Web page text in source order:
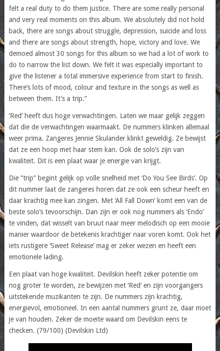
felt a real duty to do them justice. There are some really personal
and very real moments on this album. We absolutely did not hold
back, there are songs about struggle, depression, suicide and loss
and there are songs about strength, hope, victory and love. We
demoed almost 30 songs for this album so we had a lot of work to
do to narrow the list down. We felt it was especially important to
give the listener a total immersive experience from start to finish.
There’s lots of mood, colour and texture in the songs as well as
between them. It’s a trip.”
‘Red’ heeft dus hoge verwachtingen. Laten we maar gelijk zeggen
dat die de verwachtingen waarmaakt. De nummers klinken allemaal
weer prima. Zangeres Jennie Skulander klinkt geweldig. Ze bewijst
dat ze een hoop met haar stem kan. Ook de solo’s zijn van
kwaliteit. Dit is een plaat waar je energie van krijgt.
Die ”trip” begint gelijk op volle snelheid met ‘Do You See Birds’. Op
dit nummer laat de zangeres horen dat ze ook een scheur heeft en
daar krachtig mee kan zingen. Met ‘All Fall Down’ komt een van de
beste solo’s tevoorschijn. Dan zijn er ook nog nummers als ‘Endo’
te vinden, dat wisselt van bruut naar meer melodisch op een mooie
manier waardoor de betekenis krachtiger naar voren komt. Ook het
iets rustigere ‘Sweet Release’ mag er zeker wezen en heeft een
emotionele lading.
Een plaat van hoge kwaliteit. Devilskin heeft zeker potentie om
nog groter te worden, ze bewijzen met ‘Red’ en zijn voorgangers
uitstekende muzikanten te zijn. De nummers zijn krachtig,
energievol, emotioneel. In een aantal nummers grunt ze, daar moet
je van houden. Zeker de moeite waard om Devilskin eens te
checken. (79/100) (Devilskin Ltd)